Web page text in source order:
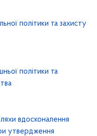
політики та захисту
політики та
вдосконалення
утвердження